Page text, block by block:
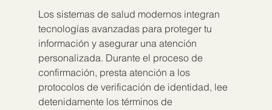
Los sistemas de salud modernos integran
tecnologías avanzadas para proteger tu
información y asegurar una atención
personalizada. Durante el proceso de
confirmación, presta atención a los
protocolos de verificación de identidad, lee
detenidamente los términos de